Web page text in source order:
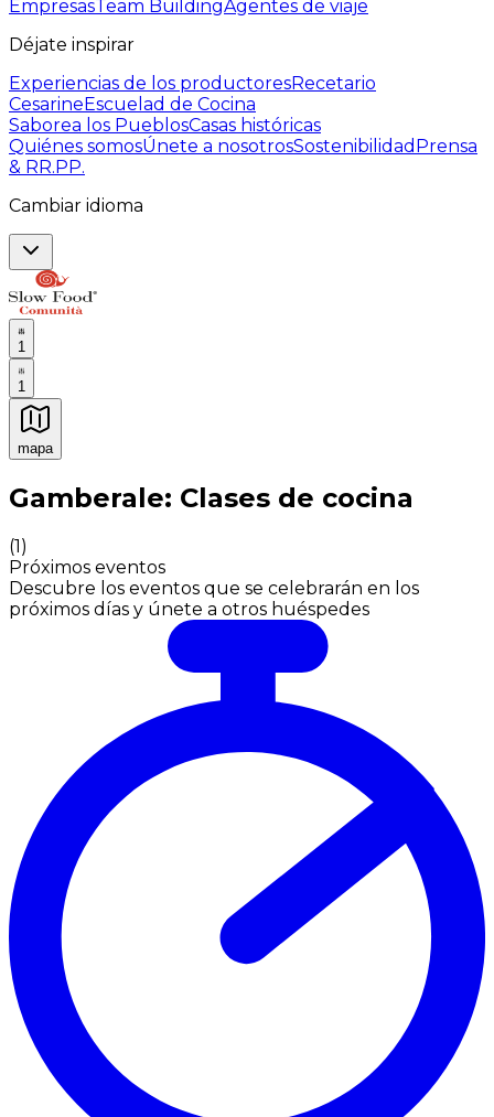
Empresas Team BuildingAgentes de viaje
Déjate inspirar
Experiencias de los productoresRecetario
CesarineEscuelad de Cocina
Saborea los PueblosCasas históricas
Quiénes somosÚnete a nosotrosSostenibilidad Prensa
& RR.PP.
Cambiar idioma
1
1
mapa
Experiencias culinarias inolvidables: Experiencias
Gamberale: Clases de cocina
(1)
Próximos eventos
Descubre los eventos que se celebrarán en los
próximos días y únete a otros huéspedes